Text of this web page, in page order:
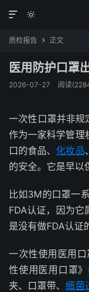


质检报告  正文
医用防护口罩
2026-07-27 阅读
一次性口罩并非规
作为一家科学管理
口的食品、 化妆品
的安全。它是早以
比如3M的口罩一
FDA认证，因为它
是没有做FDA认证
一次性使用医用口
性使用医用口罩》
夹、口罩带、细菌